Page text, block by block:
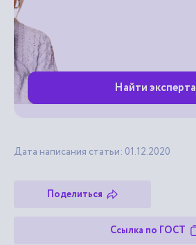
Найти эксперта
Дата написания статьи: 01.12.2020
Поделиться
Ссылка по ГОСТ